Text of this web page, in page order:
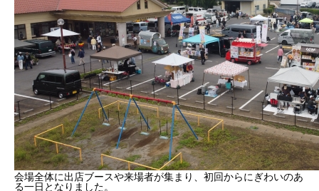
会場全体に出店ブースや来場者が集まり、初回からにぎわいのあ
る一日となりました。